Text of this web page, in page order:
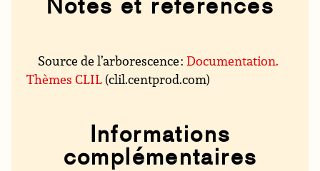
Notes et références
Source de l’arborescence :Documentation.
Thèmes CLIL (clil.centprod.com)
Informations
complémentaires